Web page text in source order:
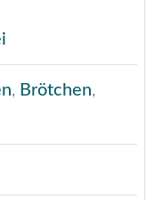
, Brötchen,